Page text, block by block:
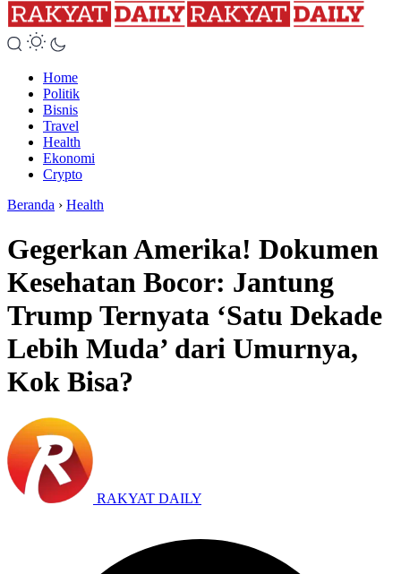
Home
Politik
Bisnis
Travel
Health
Ekonomi
Crypto
Beranda › Health
Gegerkan Amerika! Dokumen
Kesehatan Bocor: Jantung
Trump Ternyata ‘Satu Dekade
Lebih Muda’ dari Umurnya,
Kok Bisa?
RAKYAT DAILY